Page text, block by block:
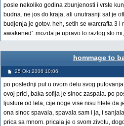
posle nekoliko godina zbunjenosti i vrste
budna. ne jos do kraja, ali unutrasnji sat je
budjenja je gotov. heh, setih se warcrafta 3 i
awakened'. mozda je upravo to razlog sto
hommage to
25 Okt 2006 10:06
po poslednji put u ovom delu svog
ovoj prici, baka sofija je sinoc zaspala. po
ljusture od tela, cije noge vise nisu htele da
ona sinoc spavala, spavala sam i ja, i
prica sa mnom. pricala je o svom zivotu,